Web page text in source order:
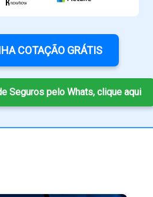
COTAÇÃO GRÁTIS
Seguros pelo Whats, clique aqui